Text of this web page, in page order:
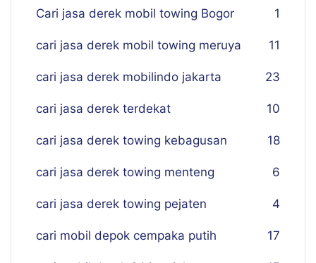
Cari jasa derek mobil towing Bogor 1
cari jasa derek mobil towing meruya 11
cari jasa derek mobilindo jakarta 23
cari jasa derek terdekat 10
cari jasa derek towing kebagusan 18
cari jasa derek towing menteng 6
cari jasa derek towing pejaten 4
cari mobil depok cempaka putih 17